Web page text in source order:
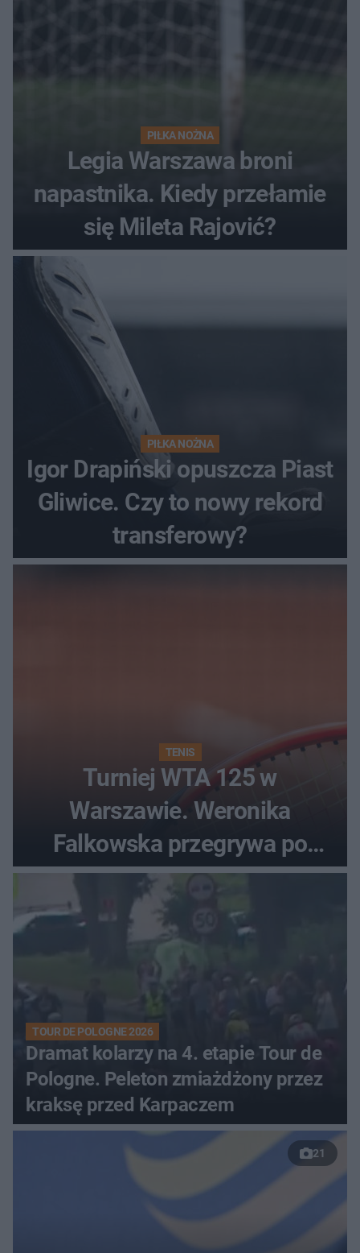
PIŁKA NOŻNA
Legia Warszawa broni
napastnika. Kiedy przełamie
się Mileta Rajović?
PIŁKA NOŻNA
Igor Drapiński opuszcza Piast
Gliwice. Czy to nowy rekord
transferowy?
TENIS
Turniej WTA 125 w
Warszawie. Weronika
Falkowska przegrywa po
zaciętym boju
TOUR DE POLOGNE 2026
Dramat kolarzy na 4. etapie Tour de
Pologne. Peleton zmiażdżony przez
kraksę przed Karpaczem
21